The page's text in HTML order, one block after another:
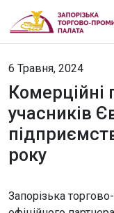
6 Травня, 2024
Комерційні
учасників
року
Запорізька